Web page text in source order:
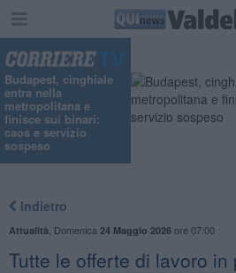
Budapest, cinghiale
entra nella
metropolitana e
finisce sui binari:
caos e servizio
sospeso
Indietro
Attualità Domenica 24 Maggio 2026ore 07:00
​Tutte le offerte di lavoro